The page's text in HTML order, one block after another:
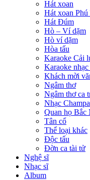
Hát xoan
Hát xoan
Hát Đúm
Hò – Ví dặm
Hò ví dặm
Hòa tấu
Karaoke Cải
Karaoke
Khách mời
Ngâm thơ
Ngâm thơ ca
Nhạc Champa
Quan họ Bắc
Tân cổ
Thể loại khác
Độc tấu
Đờn ca tài tử
Nghệ sĩ
Nhạc sĩ
Album